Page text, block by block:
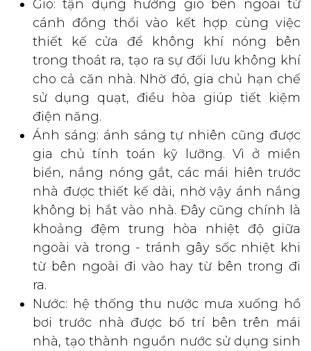
Gió: tận dụng hướng gió bên ngoài từ
cánh đồng thổi vào kết hợp cùng việc
thiết kế cửa để không khí nóng bên
trong thoát ra, tạo ra sự đối lưu không khí
cho cả căn nhà. Nhờ đó, gia chủ hạn chế
sử dụng quạt, điều hòa giúp tiết kiệm
điện năng.
Ánh sáng: ánh sáng tự nhiên cũng được
gia chủ tính toán kỹ lưỡng. Vì ở miền
biển, nắng nóng gắt, các mái hiên trước
nhà được thiết kế dài, nhờ vậy ánh nắng
không bị hắt vào nhà. Đây cũng chính là
khoảng đệm trung hòa nhiệt độ giữa
ngoài và trong - tránh gây sốc nhiệt khi
từ bên ngoài đi vào hay từ bên trong đi
ra.
Nước: hệ thống thu nước mưa xuống hồ
bơi trước nhà được bố trí bên trên mái
nhà, tạo thành nguồn nước sử dụng sinh